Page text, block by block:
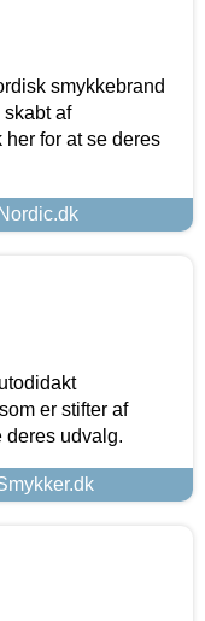
smykkebrand
af
for at se deres
er stifter af
deres udvalg.